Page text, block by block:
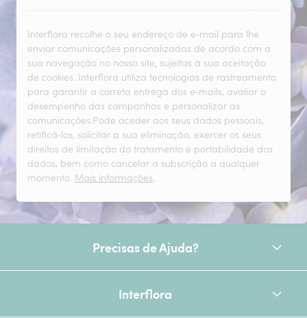
Interflora recolhe o seu endereço de e‑mail para lhe
enviar comunicações personalizadas de acordo com a
sua navegação no nosso site, sujeitas à sua aceitação
de cookies. Interflora utiliza tecnologias de rastreamento
para garantir a correta entrega dos e‑mails, avaliar o
desempenho das campanhas e personalizar as
comunicações.Pode aceder aos seus dados pessoais,
retificá‑los, solicitar a sua eliminação, exercer os seus
direitos de limitação do tratamento e portabilidade dos
dados, bem como cancelar a subscrição a qualquer
momento. Mais informações.
Precisas de Ajuda?
Interflora